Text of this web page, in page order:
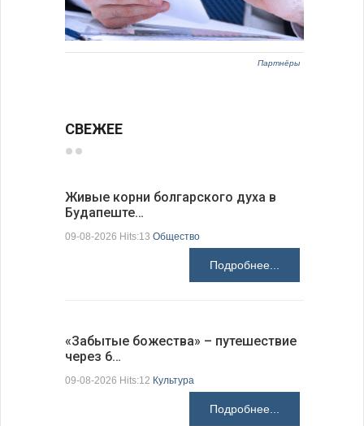
Партнёры
СВЕЖЕЕ
Живые корни болгарского духа в
Будапеште…
09-08-2026 Hits:13 Общество
Подробнее...
«Забытые божества» – путешествие
через 6…
09-08-2026 Hits:12 Культура
Подробнее...